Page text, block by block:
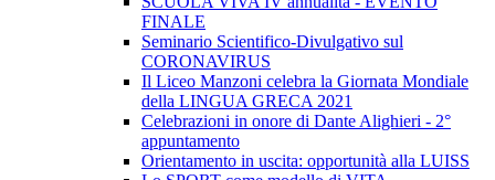
FINALE
Seminario Scientifico-Divulgativo sul
CORONAVIRUS
Il Liceo Manzoni celebra la Giornata Mondiale
della LINGUA GRECA 2021
Celebrazioni in onore di Dante Alighieri - 2°
appuntamento
Orientamento in uscita: opportunità alla LUISS